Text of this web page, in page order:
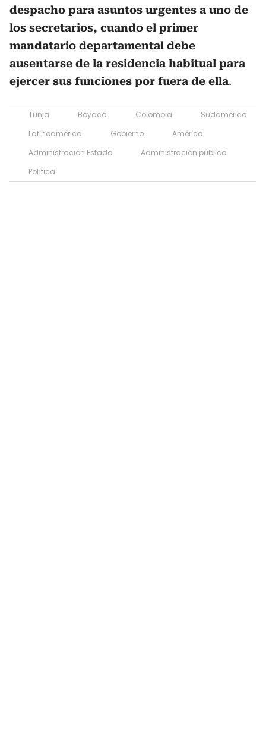
despacho para asuntos urgentes a uno de
los secretarios, cuando el primer
mandatario departamental debe
ausentarse de la residencia habitual para
ejercer sus funciones por fuera de ella.
Tunja Boyacá Colombia
Sudamérica
Latinoamérica
Gobierno
América
Administración Estado
Administración pública
Política